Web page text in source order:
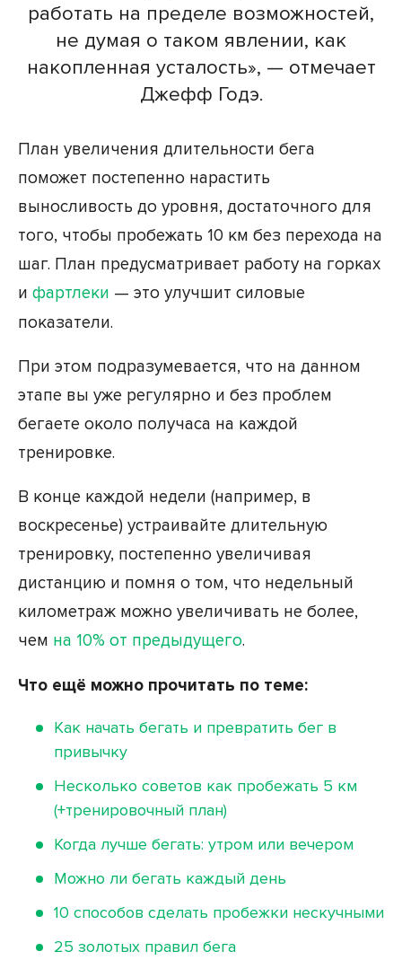
работать на пределе возможностей,
не думая о таком явлении, как
накопленная усталость», — отмечает
Джефф Годэ.
План увеличения длительности бега
поможет постепенно нарастить
выносливость до уровня, достаточного для
того, чтобы пробежать 10 км без перехода на
шаг. План предусматривает работу на горках
и фартлеки — это улучшит силовые
показатели.
При этом подразумевается, что на данном
этапе вы уже регулярно и без проблем
бегаете около получаса на каждой
тренировке.
В конце каждой недели (например, в
воскресенье) устраивайте длительную
тренировку, постепенно увеличивая
дистанцию и помня о том, что недельный
километраж можно увеличивать не более,
чем на 10% от предыдущего.
Что ещё можно прочитать по теме:
Как начать бегать и превратить бег в
привычку
Несколько советов как пробежать 5 км
(+тренировочный план)
Когда лучше бегать: утром или вечером
Можно ли бегать каждый день
10 способов сделать пробежки нескучными
25 золотых правил бега